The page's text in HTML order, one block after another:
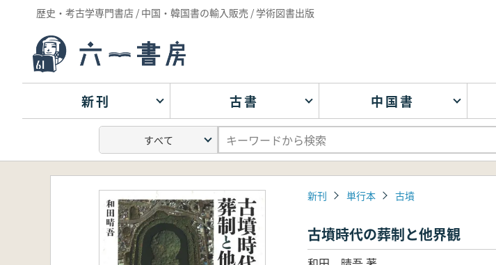
歴史・考古学専門書店 / 中国・韓国書の輸入販売 / 学術図書出版
新刊 古書 中国書
新刊 単行本 古墳
古墳時代の葬制と他界観